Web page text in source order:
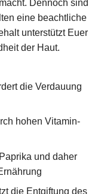
Dennoch sind
eine beachtliche
unterstützt Euer
der Haut.
die Verdauung
hohen Vitamin-
und daher
die Entgiftung des